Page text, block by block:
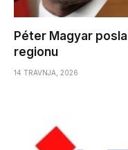
Péter Magyar
regionu
14 TRAVNJA, 2026